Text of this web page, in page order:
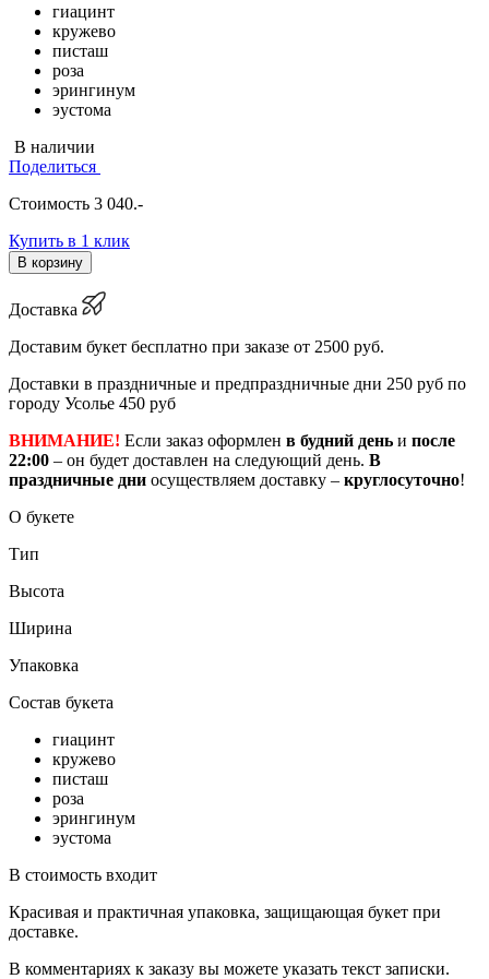
гиацинт
кружево
писташ
роза
эрингинум
эустома
В наличии
Поделиться
Стоимость 3 040.-
Купить в 1 клик
В корзину
Доставка
Доставим букет бесплатно при заказе от 2500 руб.
Доставки в праздничные и предпраздничные дни 250 руб по
городу Усолье 450 руб
ВНИМАНИЕ! Если заказ оформлен в будний день и после
22:00 – он будет доставлен на следующий день. В
праздничные дни осуществляем доставку – круглосуточно!
О букете
Тип
Высота
Ширина
Упаковка
Состав букета
гиацинт
кружево
писташ
роза
эрингинум
эустома
В стоимость входит
Красивая и практичная упаковка, защищающая букет при
доставке.
В комментариях к заказу вы можете указать текст записки.